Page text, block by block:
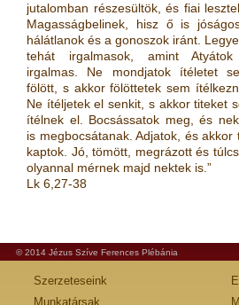
jutalomban részesültök, és fiai
Magasságbelinek, hisz ő is
hálátlanok és a gonoszok iránt.
tehát irgalmasok, amint
irgalmas. Ne mondjatok ítéletet
fölött, s akkor fölöttetek sem
Ne ítéljetek el senkit, s akkor titeket
ítélnek el. Bocsássatok meg, és
is megbocsátanak. Adjatok, és akkor
kaptok. Jó, tömött, megrázott és
olyannal mérnek majd nektek is.”
Lk 6,27-38
© 2014 Jézus Szíve Ferences Plébánia
Szerzeteseink
Munkatársak